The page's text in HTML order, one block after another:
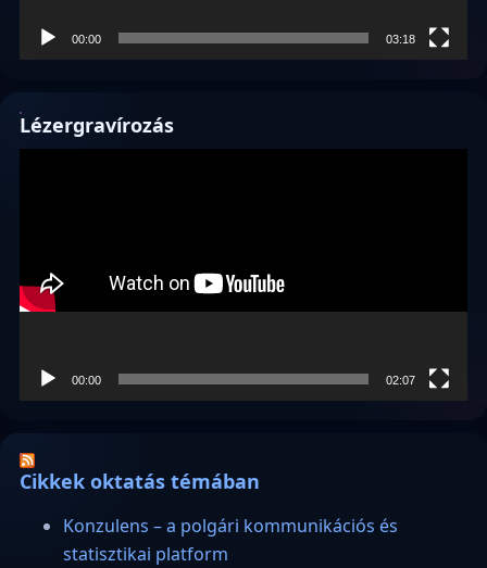
00:00 03:18
Lézergravírozás
00:00 02:07
Cikkek oktatás témában
Konzulens – a polgári kommunikációs és
statisztikai platform